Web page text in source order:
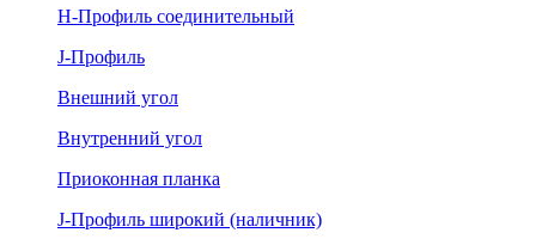
Н-Профиль соединительный
J-Профиль
Внешний угол
Внутренний угол
Приоконная планка
J-Профиль широкий (наличник)